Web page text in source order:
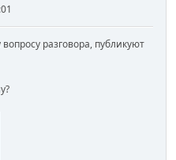
разговора, публикуют